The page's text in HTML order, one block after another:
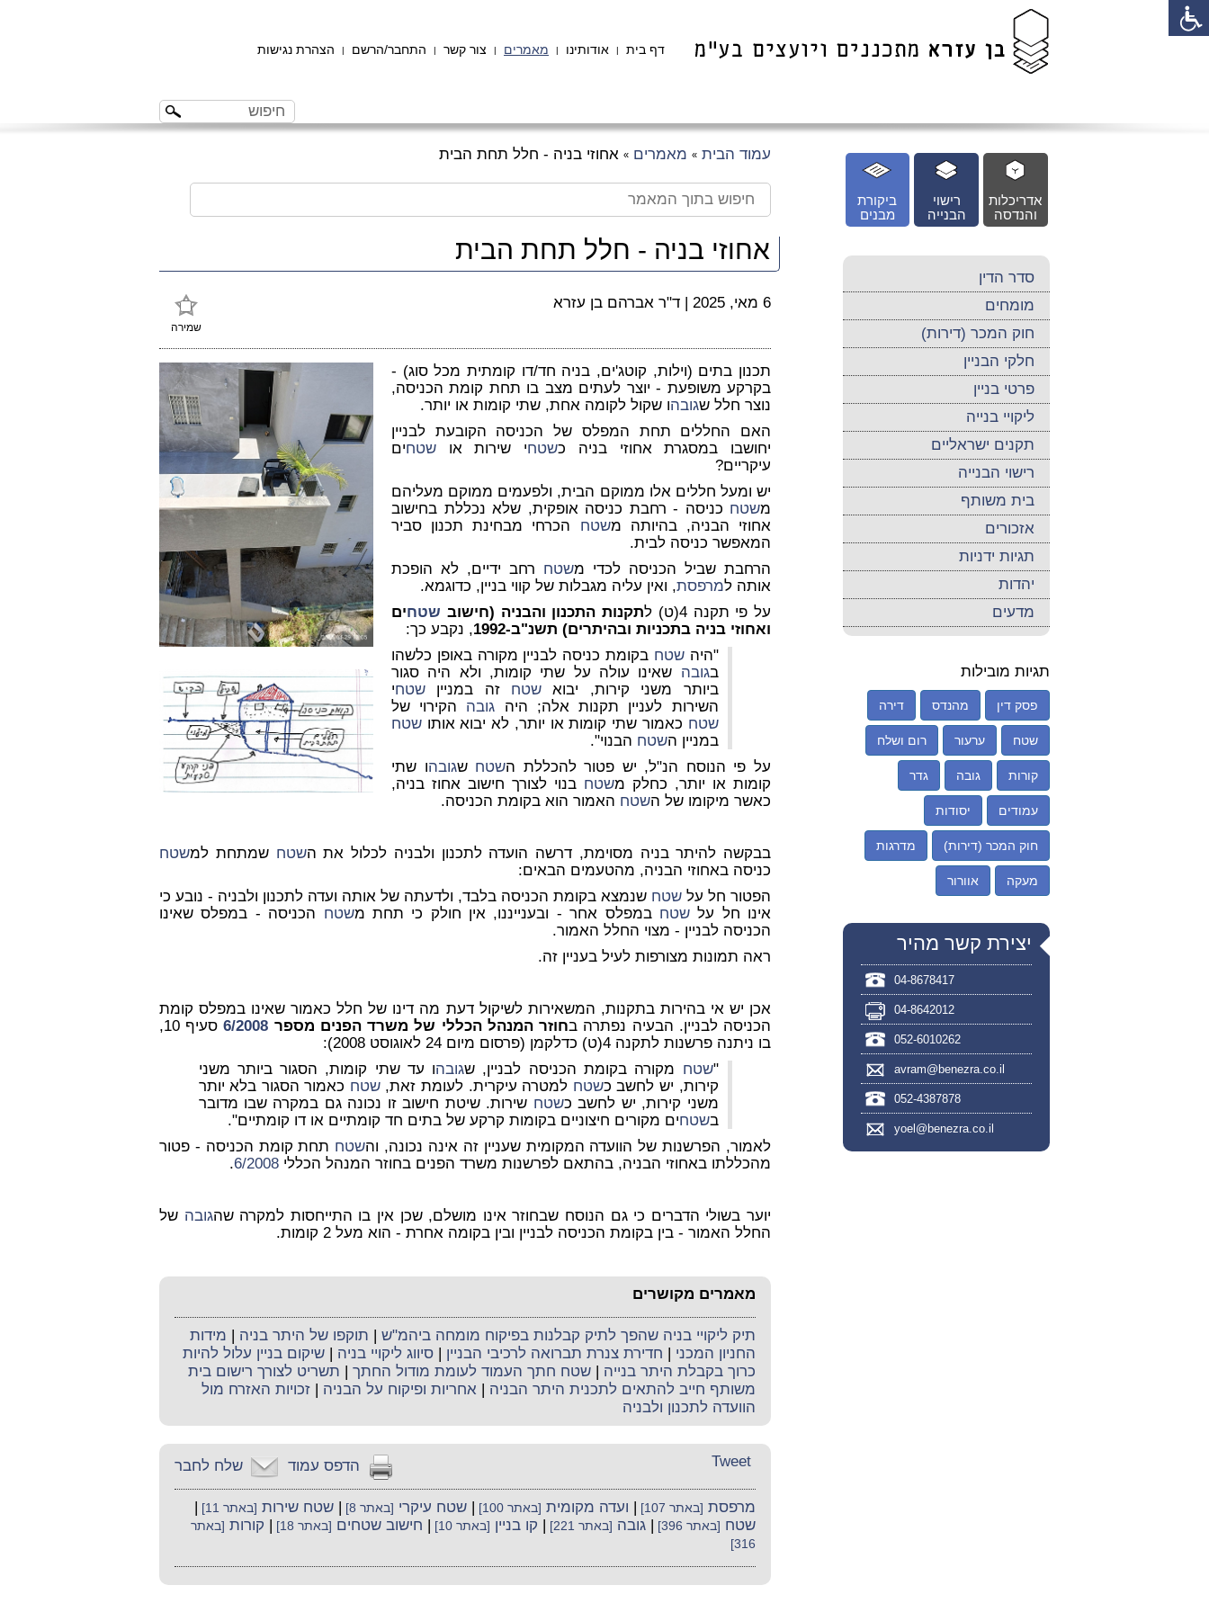
דף בית | אודותינו | מאמרים | צור קשר | התחבר/הרשם | הצהרת נגישות
עמוד הבית » מאמרים » אחוזי בניה - חלל תחת הבית
אחוזי בניה - חלל תחת הבית
שמירה
6 מאי, 2025 | ד"ר אברהם בן עזרא
תכנון בתים (וילות, קוטג'ים, בניה חד/דו קומתית מכל סוג) -
בקרקע משופעת - יוצר לעתים מצב בו תחת קומת הכניסה,
נוצר חלל שגובהו שקול לקומה אחת, שתי קומות או יותר.
האם החללים תחת המפלס של הכניסה הקובעת לבניין
יחושבו במסגרת אחוזי בניה כשטחי שירות או שטחים
עיקריים?
יש ומעל חללים אלו ממוקם הבית, ולפעמים ממוקם מעליהם
משטח כניסה - רחבת כניסה אופקית, שלא נכללת בחישוב
אחוזי הבניה, בהיותה משטח הכרחי מבחינת תכנון סביר
המאפשר כניסה לבית.
הרחבת שביל הכניסה לכדי משטח רחב ידיים, לא הופכת
אותה למרפסת, ואין עליה מגבלות של קווי בניין, כדוגמא.
על פי תקנה 4(ט) ל
תקנות התכנון והבניה (חישוב שטחים
ואחוזי בניה בתכניות ובהיתרים) תשנ"ב-1992
, נקבע כך:
"היהשטח בקומת כניסה לבניין מקורה באופן כלשהו
בגובה שאינו עולה על שתי קומות, ולא היה סגור
ביותר משני קירות, יבוא שטח זה במניין שטחי
השירות לעניין תקנות אלה; היה גובה הקירוי של
שטח כאמור שתי קומות או יותר, לא יבוא אותו שטח
במניין השטח הבנוי".
על פי הנוסח הנ"ל, יש פטור להכללת השטח שגובהו שתי
קומות או יותר, כחלק משטח בנוי לצורך חישוב אחוז בניה,
כאשר מיקומו של השטח האמור הוא בקומת הכניסה.
בבקשה להיתר בניה מסוימת, דרשה הועדה לתכנון ולבניה לכלול את השטח שמתחת למשטח
כניסה באחוזי הבניה, מהטעמים הבאים:
הפטור חל על שטח שנמצא בקומת הכניסה בלבד, ולדעתה של אותה ועדה לתכנון ולבניה - נובע כי
אינו חל עלשטח במפלס אחר - ובענייננו, אין חולק כי תחת משטח הכניסה - במפלס שאינו
הכניסה לבניין - מצוי החלל האמור.
ראה תמונות מצורפות לעיל בעניין זה.
אכן יש אי בהירות בתקנות, המשאירות לשיקול דעת מה דינו של חלל כאמור שאינו במפלס קומת
הכניסה לבניין. הבעיה נפתרה בחוזר המנהל הכללי של משרד הפנים מספר 6/2008
סעיף 10,
בו ניתנה פרשנות לתקנה 4(ט) כדלקמן (פרסום מיום 24 לאוגוסט 2008):
"שטח מקורה בקומת הכניסה לבניין, שגובהו עד שתי קומות, הסגור ביותר משני
קירות, יש לחשב כשטח למטרה עיקרית. לעומת זאת,שטח כאמור הסגור בלא יותר
משני קירות, יש לחשב כשטח שירות. שיטת חישוב זו נכונה גם במקרה שבו מדובר
בשטחים מקורים חיצוניים בקומות קרקע של בתים חד קומתיים או דו קומתיים".
לאמור, הפרשנות של הוועדה המקומית שעניין זה אינה נכונה, והשטח תחת קומת הכניסה - פטור
מהכללתו באחוזי הבניה, בהתאם לפרשנות משרד הפנים בחוזר המנהל הכללי 6/2008
.
יוער בשולי הדברים כי גם הנוסח שבחוזר אינו מושלם, שכן אין בו התייחסות למקרה שהגובה של
החלל האמור - בין בקומת הכניסה לבניין ובין בקומה אחרת - הוא מעל 2 קומות.
מאמרים מקושרים
תיק ליקויי בניה שהפך לתיק קבלנות בפיקוח מומחה ביהמ"ש | תוקפו של היתר בניה | מידות
החניון המכני | חדירת צנרת תברואה לרכיבי הבניין | סיווג ליקויי בניה | שיקום בניין עלול להיות
כרוך בקבלת היתר בנייה | שטח חתך העמוד לעומת מודול החתך | תשריט לצורך רישום בית
משותף חייב להתאים לתכנית היתר הבניה | אחריות ופיקוח על הבניה | זכויות האזרח מול
הוועדה לתכנון ולבניה
שלח לחבר הדפס עמוד Tweet
מרפסת [באתר 107] | ועדה מקומית [באתר 100] | שטח עיקרי [באתר 8] | שטח שירות [באתר 11]
|
שטח [באתר 396] | גובה [באתר 221] | קו בניין [באתר 10] | חישוב שטחים [באתר 18] | קורות [באתר
316]
ביקורת
מבנים
רישוי
הבנייה
אדריכלות
והנדסה
סדר הדין
מומחים
חוק המכר (דירות)
חלקי הבניין
פרטי בניין
ליקויי בנייה
תקנים ישראליים
רישוי הבנייה
בית משותף
אזכורים
תגיות ידניות
יהדות
מדעים
תגיות מובילות
פסק דין מהנדס דירה
שטח ערעור רום ושלח
קורות גובה גדר
עמודים יסודות
חוק המכר (דירות) מדרגות
מעקה אוורור
יצירת קשר מהיר
04-8678417
04-8642012
052-6010262
avram@benezra.co.il
052-4387878
yoel@benezra.co.il